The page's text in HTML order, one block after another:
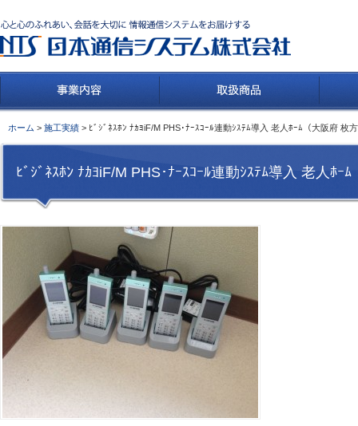
ホーム > 施工実績 > ﾋﾞｼﾞﾈｽﾎﾝ ﾅｶﾖiF/M PHS･ﾅｰｽｺｰﾙ連動ｼｽﾃﾑ導入 老人ﾎｰﾑ（大阪府 枚
ﾋﾞｼﾞﾈｽﾎﾝ ﾅｶﾖiF/M PHS･ﾅｰｽｺｰﾙ連動ｼｽﾃﾑ導入 老人ﾎｰ